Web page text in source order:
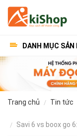
DANH MỤC SẢN
trang chủ tin tức
savi 6 vs boox